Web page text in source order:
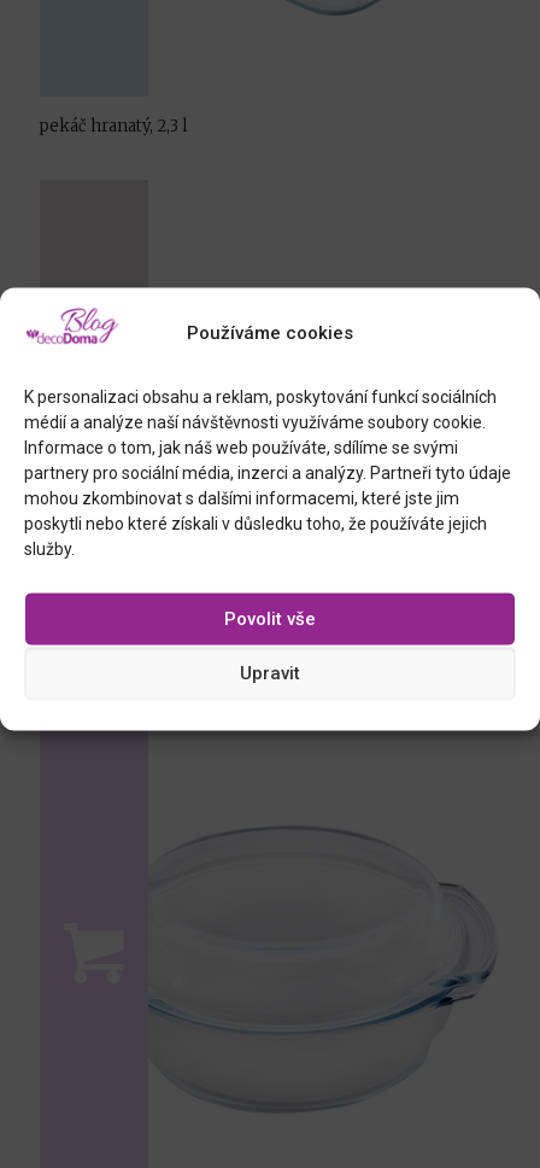
Používáme cookies
K personalizaci obsahu a reklam, poskytování funkcí sociálních
médií a analýze naší návštěvnosti využíváme soubory cookie.
Informace o tom, jak náš web používáte, sdílíme se svými
partnery pro sociální média, inzerci a analýzy. Partneři tyto údaje
mohou zkombinovat s dalšími informacemi, které jste jim
poskytli nebo které získali v důsledku toho, že používáte jejich
služby.
Povolit vše
Upravit
pekáč hranatý, 2,3 l
pekáč s poklicí Classic, 5,8 a 7 l